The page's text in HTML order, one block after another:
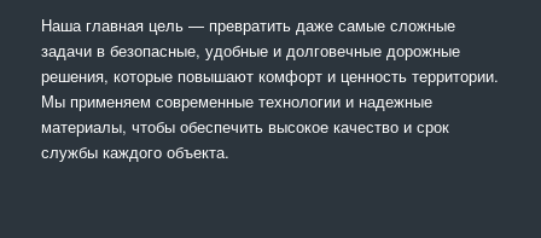
Наша главная цель — превратить даже самые сложные
задачи в безопасные, удобные и долговечные дорожные
решения, которые повышают комфорт и ценность территории.
Мы применяем современные технологии и надежные
материалы, чтобы обеспечить высокое качество и срок
службы каждого объекта.